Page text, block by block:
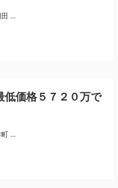
田 …
低価格５７２０万で
町 …